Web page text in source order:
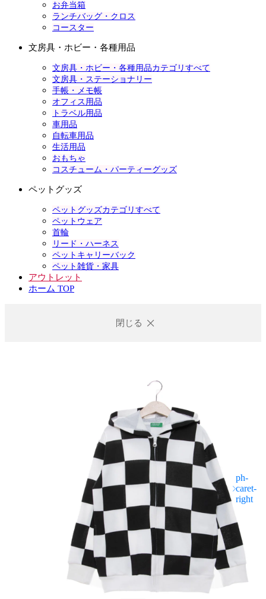
お弁当箱
ランチバッグ・クロス
コースター
文房具・ホビー・各種用品
文房具・ホビー・各種用品カテゴリすべて
文房具・ステーショナリー
手帳・メモ帳
オフィス用品
トラベル用品
車用品
自転車用品
生活用品
おもちゃ
コスチューム・パーティーグッズ
ペットグッズ
ペットグッズカテゴリすべて
ペットウェア
首輪
リード・ハーネス
ペットキャリーバック
ペット雑貨・家具
アウトレット
ホーム TOP
閉じる